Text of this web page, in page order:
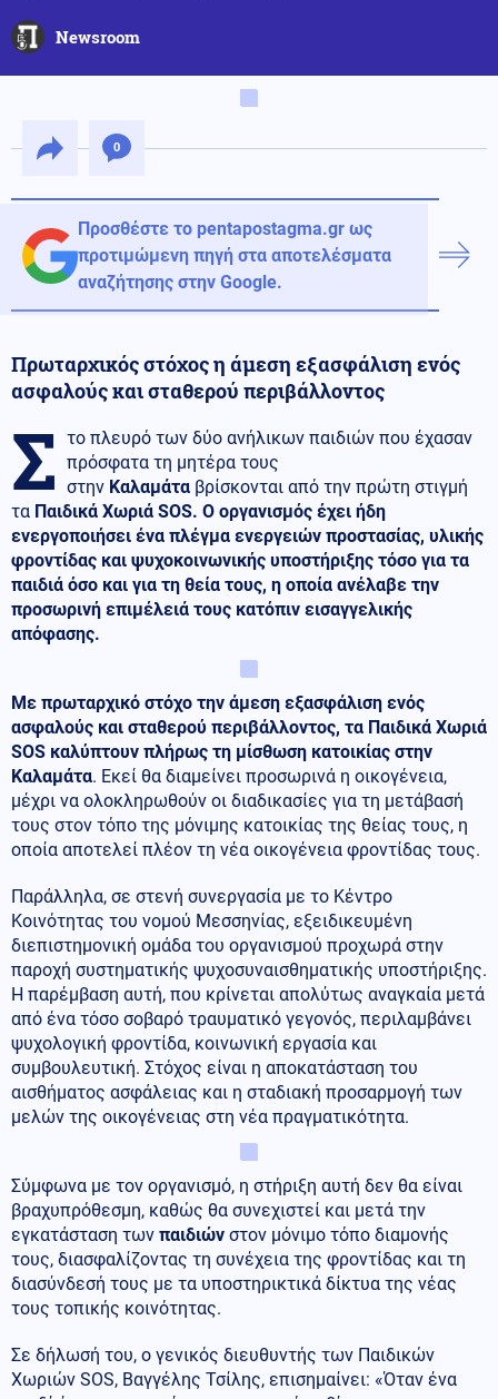
Newsroom
0
Προσθέστε το pentapostagma.gr ως
προτιμώμενη πηγή στα αποτελέσματα
αναζήτησης στην Google.
Πρωταρχικός στόχος η άμεση εξασφάλιση ενός
ασφαλούς και σταθερού περιβάλλοντος
Σ το πλευρό των δύο ανήλικων παιδιών που έχασαν
πρόσφατα τη μητέρα τους
στην Καλαμάτα βρίσκονται από την πρώτη στιγμή
τα Παιδικά Χωριά SOS. Ο οργανισμός έχει ήδη
ενεργοποιήσει ένα πλέγμα ενεργειών προστασίας, υλικής
φροντίδας και ψυχοκοινωνικής υποστήριξης τόσο για τα
παιδιά όσο και για τη θεία τους, η οποία ανέλαβε την
προσωρινή επιμέλειά τους κατόπιν εισαγγελικής
απόφασης.
Με πρωταρχικό στόχο την άμεση εξασφάλιση ενός
ασφαλούς και σταθερού περιβάλλοντος, τα Παιδικά Χωριά
SOS καλύπτουν πλήρως τη μίσθωση κατοικίας στην
Καλαμάτα. Εκεί θα διαμείνει προσωρινά η οικογένεια,
μέχρι να ολοκληρωθούν οι διαδικασίες για τη μετάβασή
τους στον τόπο της μόνιμης κατοικίας της θείας τους, η
οποία αποτελεί πλέον τη νέα οικογένεια φροντίδας τους.
Παράλληλα, σε στενή συνεργασία με το Κέντρο
Κοινότητας του νομού Μεσσηνίας, εξειδικευμένη
διεπιστημονική ομάδα του οργανισμού προχωρά στην
παροχή συστηματικής ψυχοσυναισθηματικής υποστήριξης.
Η παρέμβαση αυτή, που κρίνεται απολύτως αναγκαία μετά
από ένα τόσο σοβαρό τραυματικό γεγονός, περιλαμβάνει
ψυχολογική φροντίδα, κοινωνική εργασία και
συμβουλευτική. Στόχος είναι η αποκατάσταση του
αισθήματος ασφάλειας και η σταδιακή προσαρμογή των
μελών της οικογένειας στη νέα πραγματικότητα.
Σύμφωνα με τον οργανισμό, η στήριξη αυτή δεν θα είναι
βραχυπρόθεσμη, καθώς θα συνεχιστεί και μετά την
εγκατάσταση των παιδιών στον μόνιμο τόπο διαμονής
τους, διασφαλίζοντας τη συνέχεια της φροντίδας και τη
διασύνδεσή τους με τα υποστηρικτικά δίκτυα της νέας
τους τοπικής κοινότητας.
Σε δήλωσή του, ο γενικός διευθυντής των Παιδικών
Χωριών SOS, Βαγγέλης Τσίλης, επισημαίνει: «Όταν ένα